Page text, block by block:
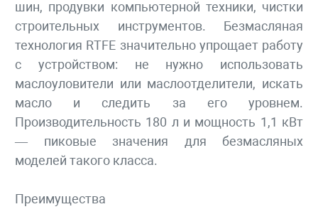
шин, продувки компьютерной техники, чистки
строительных инструментов. Безмасляная
технология RTFE значительно упрощает работу
с устройством: не нужно использовать
маслоуловители или маслоотделители, искать
масло и следить за его уровнем.
Производительность 180 л и мощность 1,1 кВт
— пиковые значения для безмасляных
моделей такого класса.
Преимущества